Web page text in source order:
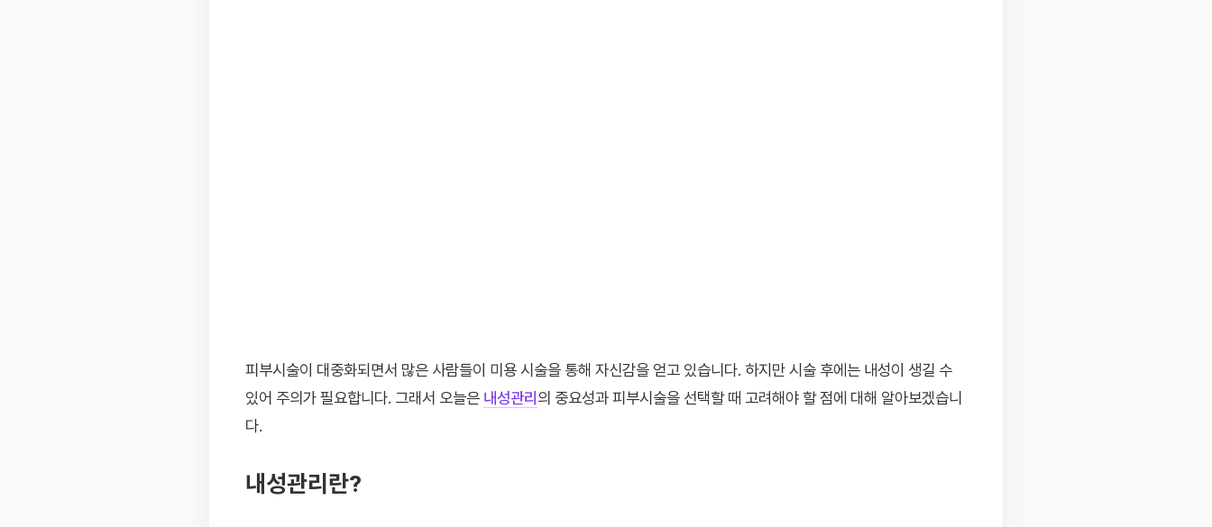
피부시술이 대중화되면서 많은 사람들이 미용 시술을 통해 자신감을 얻고 있습니다. 하지만 시술 후에는 내성이 생길 수
있어 주의가 필요합니다. 그래서 오늘은 내성관리 의 중요성과 피부시술을 선택할 때 고려해야 할 점에 대해 알아보겠습니
다.
내성관리란?